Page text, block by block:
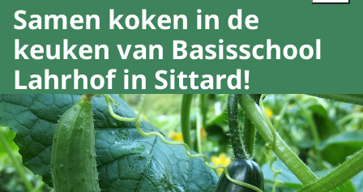
Samen koken in de
keuken van Basisschool
Lahrhof in Sittard!